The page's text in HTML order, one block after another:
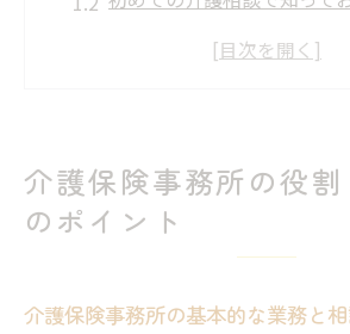
介護保険事務所での安心で
介護保険事務所利用時の心
介護申請や手続きに迷う方への
ト
介護保険事務所の役
のポイント
介護保険事務所の基本的な業務と